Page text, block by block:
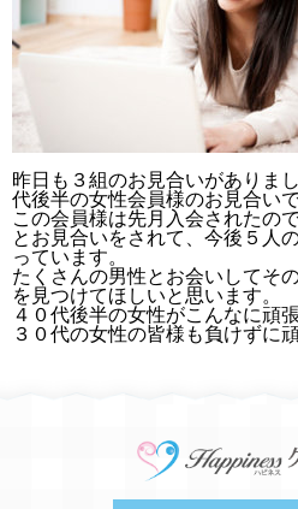
昨日も３組のお見合いがありま
代後半の女性会員様のお見合いで
この会員様は先月入会されたの
とお見合いをされて、今後５人
っています。
たくさんの男性とお会いしてそ
を見つけてほしいと思います。
４０代後半の女性がこんなに頑
３０代の女性の皆様も負けずに